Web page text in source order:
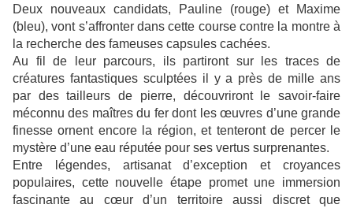
Deux nouveaux candidats, Pauline (rouge) et Maxime
(bleu), vont s’affronter dans cette course contre la montre à
la recherche des fameuses capsules cachées.
Au fil de leur parcours, ils partiront sur les traces de
créatures fantastiques sculptées il y a près de mille ans
par des tailleurs de pierre, découvriront le savoir-faire
méconnu des maîtres du fer dont les œuvres d’une grande
finesse ornent encore la région, et tenteront de percer le
mystère d’une eau réputée pour ses vertus surprenantes.
Entre légendes, artisanat d’exception et croyances
populaires, cette nouvelle étape promet une immersion
fascinante au cœur d’un territoire aussi discret que